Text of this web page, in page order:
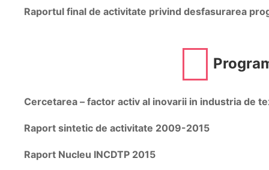
Raportul final de activitate privind desfasurarea
Cercetarea – factor activ al inovarii in industria de
Raport sintetic de activitate 2009-2015
Raport Nucleu INCDTP 2015